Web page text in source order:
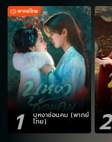
1 บุหงาซ่อนคม (พากย์
ไทย) 2